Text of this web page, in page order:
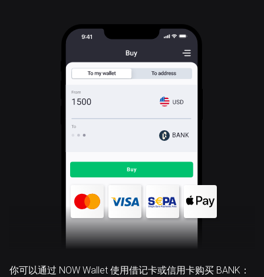
BANK
你可以通过 NOW Wallet 使用借记卡或信用卡购买 BANK：